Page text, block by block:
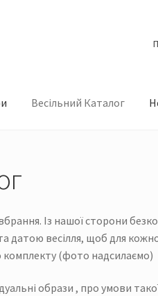
Весільний Каталог
Із нашої сторони
та датою весілля, щоб для
комплекту (фото надсилаємо)
образи , про умови